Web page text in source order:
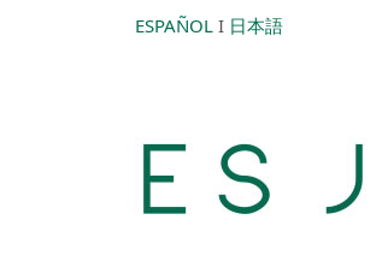
ESPAÑOL I 日本語